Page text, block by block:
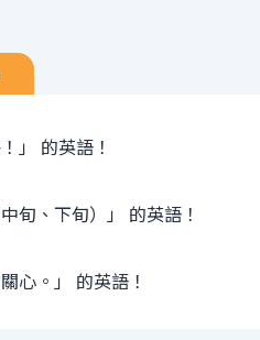
」 的英語！
旬、下旬）」 的英語！
心。」 的英語！